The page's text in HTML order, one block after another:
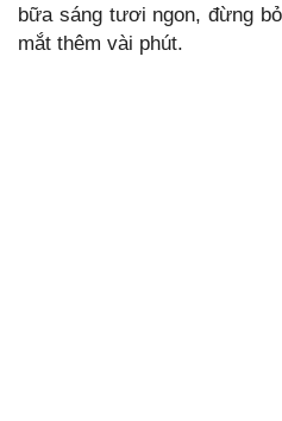
bữa sáng tươi ngon, đừng
mắt thêm vài phút.